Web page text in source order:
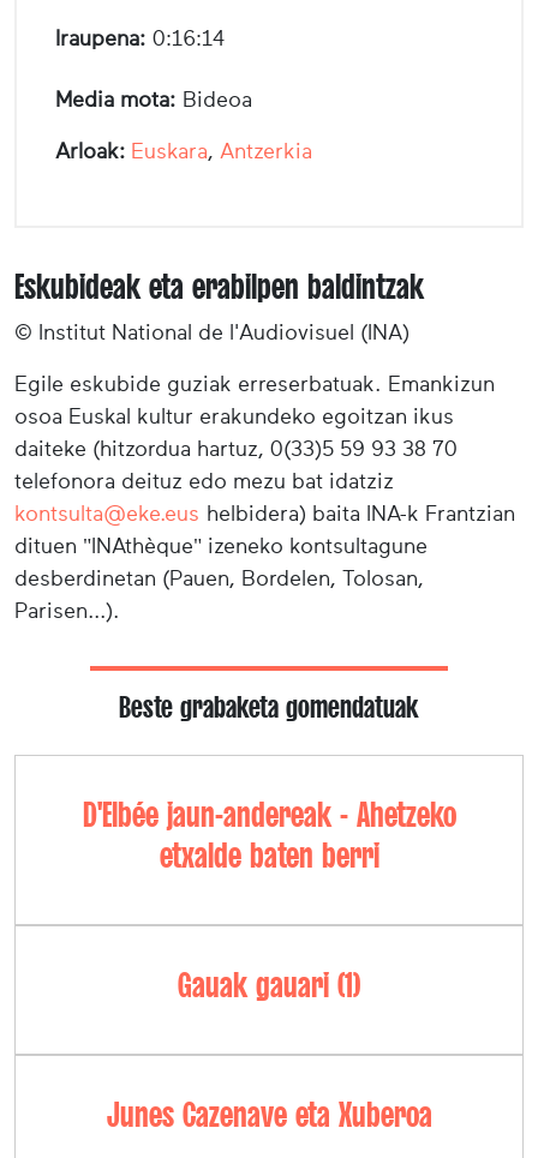
Iraupena: 0:16:14
Media mota: Bideoa
Arloak: Euskara, Antzerkia
Eskubideak eta erabilpen baldintzak
© Institut National de l'Audiovisuel (INA)
Egile eskubide guziak erreserbatuak. Emankizun
osoa Euskal kultur erakundeko egoitzan ikus
daiteke (hitzordua hartuz, 0(33)5 59 93 38 70
telefonora deituz edo mezu bat idatziz
kontsulta@eke.eus helbidera) baita INA-k Frantzian
dituen "INAthèque" izeneko kontsultagune
desberdinetan (Pauen, Bordelen, Tolosan,
Parisen...).
Beste grabaketa gomendatuak
D'Elbée jaun-andereak - Ahetzeko
etxalde baten berri
Gauak gauari (1)
Junes Cazenave eta Xuberoa